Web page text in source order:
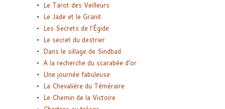
Le Tarot des Veilleurs
Le Jade et le Granit
Les Secrets de l’Égide
Le secret du destrier
Dans le sillage de Sindbad
A la recherche du scarabée d’or
Une journée fabuleuse
La Chevalière du Téméraire
Le Chemin de la Victoire